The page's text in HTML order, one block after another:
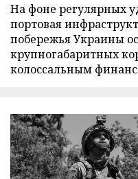
На фоне регулярных
портовая
побережья Украины
крупногабаритных
колоссальным